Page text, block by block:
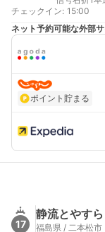
線約20分二
最寄り駅１
最寄り駅２
補足 車／
チェックイン: 15:00
ネット予約可能な外部
ポイント貯まる
17
静流とやす
福島県 / 二本松市